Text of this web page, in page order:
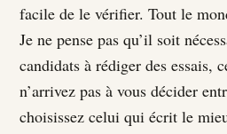
facile de le vérifier. Tout le
Je ne pense pas qu’il soit
candidats à rédiger des essais,
n’arrivez pas à vous décider
choisissez celui qui écrit le